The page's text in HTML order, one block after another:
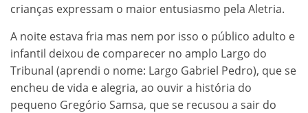
crianças expressam o maior entusiasmo pela Aletria.
A noite estava fria mas nem por isso o público adulto e
infantil deixou de comparecer no amplo Largo do
Tribunal (aprendi o nome: Largo Gabriel Pedro), que se
encheu de vida e alegria, ao ouvir a história do
pequeno Gregório Samsa, que se recusou a sair do